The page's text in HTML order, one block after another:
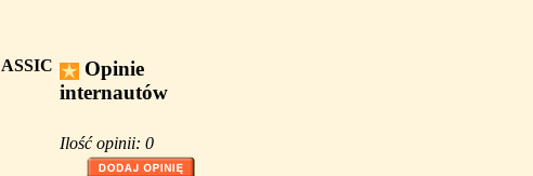
Opinie
internautów
Ilość opinii: 0